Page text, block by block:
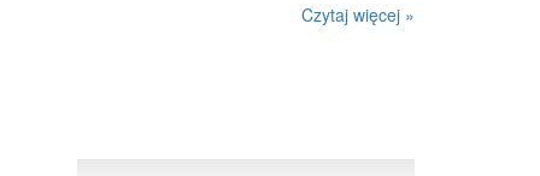
Czytaj więcej »